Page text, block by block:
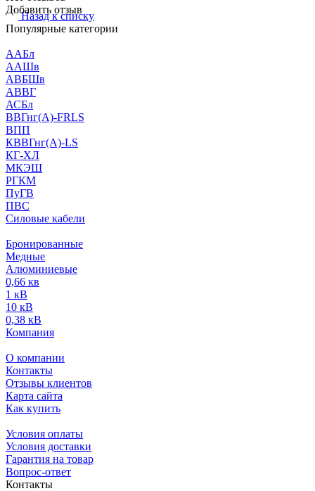
Добавить отзыв
Назад к списку
Популярные категории
ААБл
ААШв
АВБШв
АВВГ
АСБл
ВВГнг(А)-FRLS
ВПП
КВВГнг(А)-LS
КГ-ХЛ
МКЭШ
РГКМ
ПуГВ
ПВС
Силовые кабели
Бронированные
Медные
Алюминиевые
0,66 кв
1 кВ
10 кВ
0,38 кВ
Компания
О компании
Контакты
Отзывы клиентов
Карта сайта
Как купить
Условия оплаты
Условия доставки
Гарантия на товар
Вопрос-ответ
Контакты